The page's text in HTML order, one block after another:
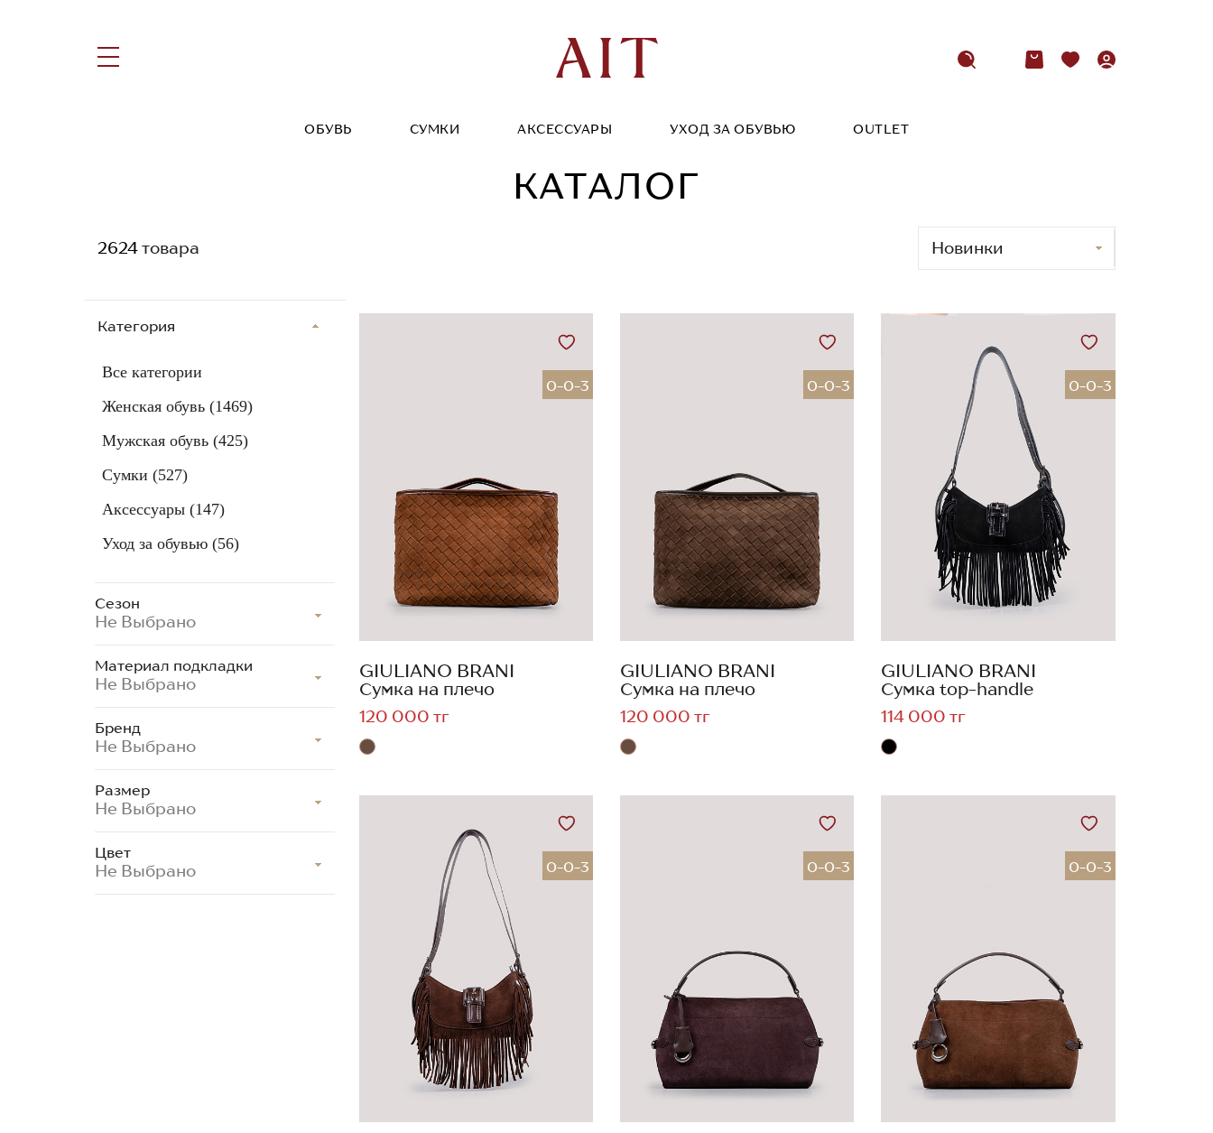
ОБУВЬ СУМКИ АКСЕССУАРЫ УХОД ЗА ОБУВЬЮ OUTLET
КАТАЛОГ
Категория
Все категории
Женская обувь (1469)
Мужская обувь (425)
Сумки (527)
Аксессуары (147)
Уход за обувью (56)
Сезон
Не Выбрано
Материал подкладки
Не Выбрано
Бренд
Не Выбрано
Размер
Не Выбрано
Цвет
Не Выбрано
0-0-3
GIULIANO BRANI
Сумка на плечо
120 000 тг
0-0-3
GIULIANO BRANI
Сумка на плечо
120 000 тг
0-0-3
GIULIANO BRANI
Сумка top-handle
114 000 тг
0-0-3 0-0-3 0-0-3
2624товара